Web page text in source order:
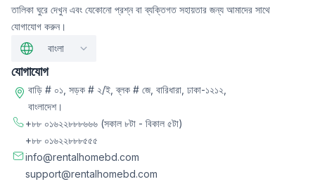
তালিকা ঘুরে দেখুন এবং যেকোনো প্রশ্ন বা ব্যক্তিগত সহায়তার জন্য আমাদের সাথে
যোগাযোগ করুন।
বাংলা
যোগাযোগ
বাড়ি # ০১, সড়ক # ২/ই, ব্লক # জে, বারিধারা, ঢাকা-১২১২,
বাংলাদেশ।
+৮৮ ০১৬২২৮৮৮৬৬৬ (সকাল ৮টা - বিকাল ৫টা)
+৮৮ ০১৬২২৮৮৮৫৫৫
info@rentalhomebd.com
support@rentalhomebd.com